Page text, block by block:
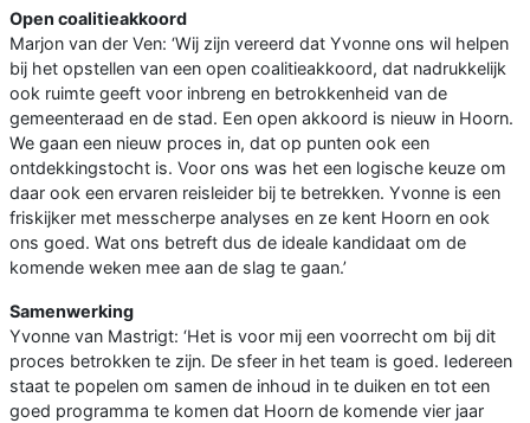
Open coalitieakkoord
Marjon van der Ven: ‘Wij zijn vereerd dat Yvonne ons wil helpen
bij het opstellen van een open coalitieakkoord, dat nadrukkelijk
ook ruimte geeft voor inbreng en betrokkenheid van de
gemeenteraad en de stad. Een open akkoord is nieuw in Hoorn.
We gaan een nieuw proces in, dat op punten ook een
ontdekkingstocht is. Voor ons was het een logische keuze om
daar ook een ervaren reisleider bij te betrekken. Yvonne is een
friskijker met messcherpe analyses en ze kent Hoorn en ook
ons goed. Wat ons betreft dus de ideale kandidaat om de
komende weken mee aan de slag te gaan.’
Samenwerking
Yvonne van Mastrigt: ‘Het is voor mij een voorrecht om bij dit
proces betrokken te zijn. De sfeer in het team is goed. Iedereen
staat te popelen om samen de inhoud in te duiken en tot een
goed programma te komen dat Hoorn de komende vier jaar